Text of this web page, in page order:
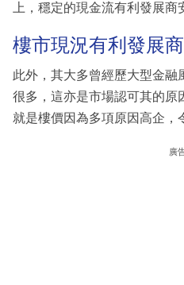
上，穩定的現金流有利發展商
樓市現況有利發展
此外，其大多曾經歷大型金融
很多，這亦是市場認可其的原
就是樓價因為多項原因高企，
廣